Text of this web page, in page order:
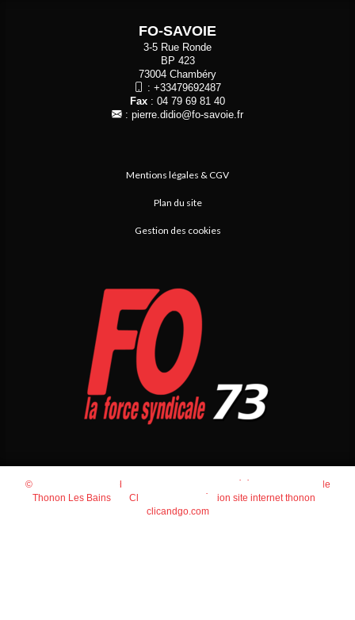
FO-SAVOIE
3-5 Rue Ronde
BP 423
73004 Chambéry
: +33479692487
Fax : 04 79 69 81 40
: pierre.didio@fo-savoie.fr
Mentions légales & CGV
Plan du site
Gestion des cookies
© 2026 Agence Web Thonon Les Bains
Référencement Google
Thonon Les Bains
Clic And Go
création site internet thonon
clicandgo.com